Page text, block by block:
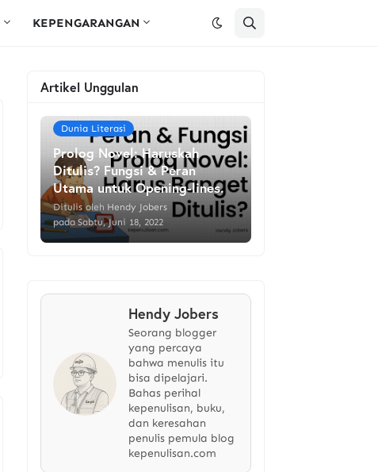
KEPENGARANGAN
Artikel Unggulan
Dunia Literasi
Prolog Novel: Haruskah
Ditulis? Fungsi & Peran
Utama untuk Opening-lines.
Ditulis oleh Hendy Jobers
pada Sabtu, Juni 18, 2022
Hendy Jobers
Seorang blogger
yang percaya
bahwa menulis itu
bisa dipelajari.
Bahas perihal
kepenulisan, buku,
dan keresahan
penulis pemula blog
kepenulisan.com